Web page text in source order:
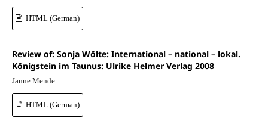
HTML (German)
Review of: Sonja Wölte: International – national – lokal.
Königstein im Taunus: Ulrike Helmer Verlag 2008
Janne Mende
HTML (German)